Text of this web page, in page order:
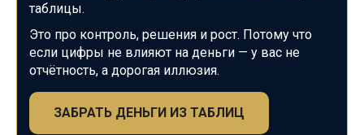
таблицы.
Это про контроль, решения и рост. Потому что
если цифры не влияют на деньги — у вас не
отчётность, а дорогая иллюзия.
ЗАБРАТЬ ДЕНЬГИ ИЗ ТАБЛИЦ